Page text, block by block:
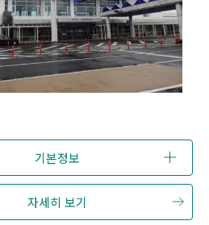
기본정보
자세히 보기